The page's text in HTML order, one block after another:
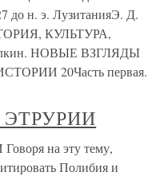
до н. э. ЛузитанияЭ. Д.
КУЛЬТУРА,
НОВЫЕ ВЗГЛЯДЫ
20Часть первая.
на эту тему,
Полибия и